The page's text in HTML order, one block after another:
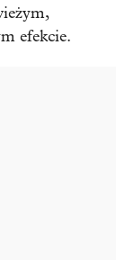
efekcie.